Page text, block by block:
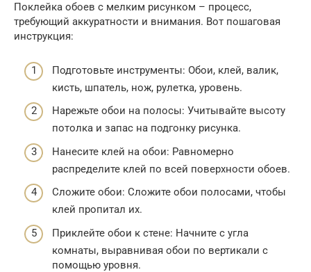
Поклейка обоев с мелким рисунком – процесс,
требующий аккуратности и внимания. Вот пошаговая
инструкция:
Подготовьте инструменты: Обои, клей, валик,
кисть, шпатель, нож, рулетка, уровень.
Нарежьте обои на полосы: Учитывайте высоту
потолка и запас на подгонку рисунка.
Нанесите клей на обои: Равномерно
распределите клей по всей поверхности обоев.
Сложите обои: Сложите обои полосами, чтобы
клей пропитал их.
Приклейте обои к стене: Начните с угла
комнаты, выравнивая обои по вертикали с
помощью уровня.